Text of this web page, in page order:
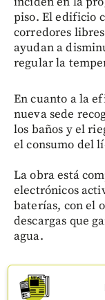
piso. El edificio
corredores
ayudan a
regular la
En cuanto a la
nueva sede
los baños y el
el consumo del
La obra está
electrónicos
baterías, con el
descargas que
agua.